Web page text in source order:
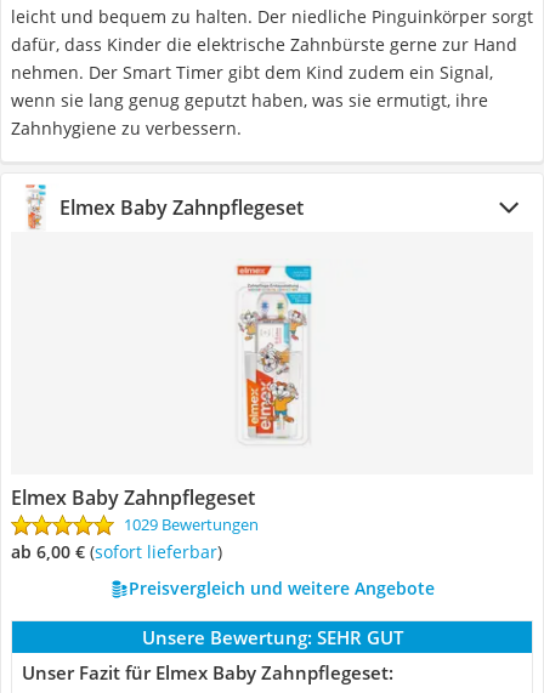
leicht und bequem zu halten. Der niedliche Pinguinkörper sorgt
dafür, dass Kinder die elektrische Zahnbürste gerne zur Hand
nehmen. Der Smart Timer gibt dem Kind zudem ein Signal,
wenn sie lang genug geputzt haben, was sie ermutigt, ihre
Zahnhygiene zu verbessern.
Elmex Baby Zahnpflegeset
Elmex Baby Zahnpflegeset
1029 Bewertungen
ab 6,00 € ( Sofort lieferbar)
Preisvergleich und weitere Angebote
Unsere Bewertung: SEHR GUT
Unser Fazit für Elmex Baby Zahnpflegeset: